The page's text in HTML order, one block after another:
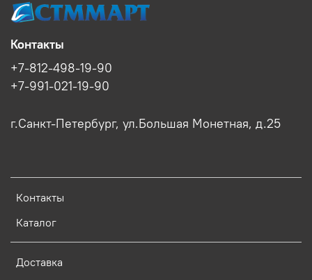
Контакты
Каталог
Доставка
Контакты
+7-812-498-19-90
+7-991-021-19-90
г.Санкт-Петербург, ул.Большая Монетная, д.25